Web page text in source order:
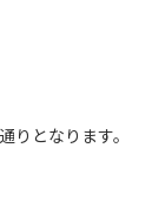
となります。